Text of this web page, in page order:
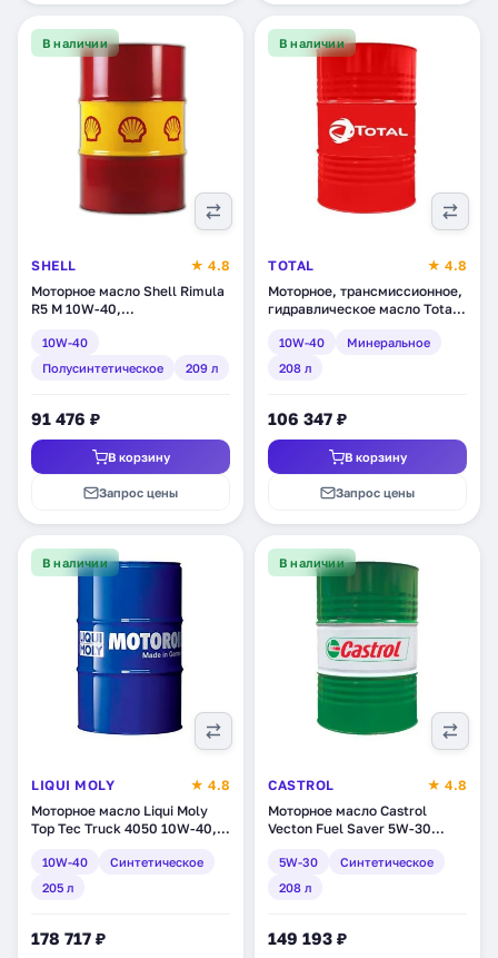
В наличии
SHELL
★ 4.8
Моторное масло Shell Rimula
R5 M 10W-40,
(550027505)
10W-40
Полусинтетическое
209 л
91 476 ₽
В корзину
Запрос цены
В наличии
TOTAL
★ 4.8
Моторное, трансмиссионное,
гидравлическое масло Total
минеральное, 208 л
(RU148701)
10W-40
Минеральное
208 л
106 347 ₽
В корзину
Запрос цены
В наличии
LIQUI MOLY
★ 4.8
Моторное масло Liqui Moly
Top Tec Truck 4050 10W-40,
10W-40
Синтетическое
205 л
178 717 ₽
В наличии
CASTROL
★ 4.8
Моторное масло Castrol
Vecton Fuel Saver 5W-30
(157AE9)
5W-30
Синтетическое
208 л
149 193 ₽